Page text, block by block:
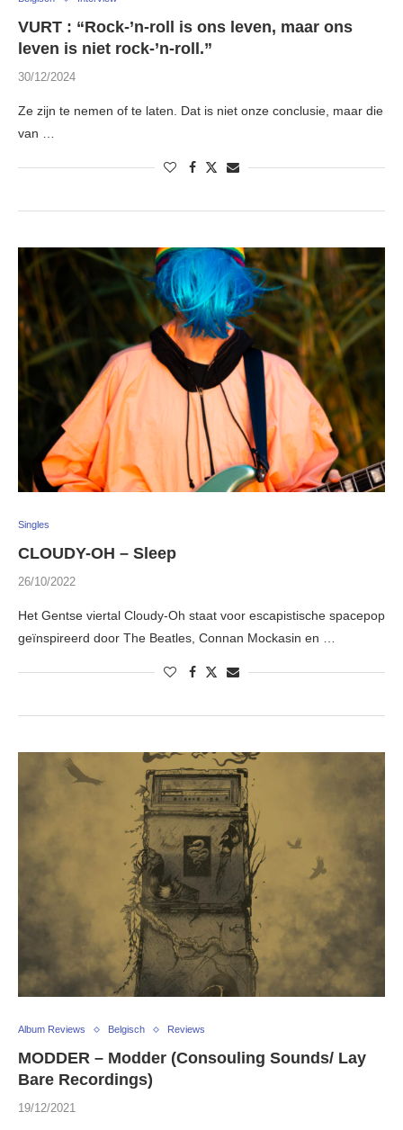
VURT : “Rock-’n-roll is ons leven, maar ons
leven is niet rock-’n-roll.”
30/12/2024
Ze zijn te nemen of te laten. Dat is niet onze conclusie, maar die
van …
Singles
CLOUDY-OH – Sleep
26/10/2022
Het Gentse viertal Cloudy-Oh staat voor escapistische spacepop
geïnspireerd door The Beatles, Connan Mockasin en …
Album Reviews Belgisch Reviews
MODDER – Modder (Consouling Sounds/ Lay
Bare Recordings)
19/12/2021